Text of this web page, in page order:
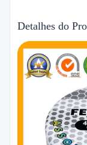
Detalhes do